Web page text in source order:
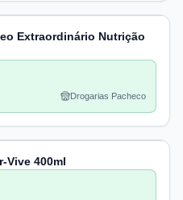
Extraordinário Nutrição
Drogarias Pacheco
Vive 400ml